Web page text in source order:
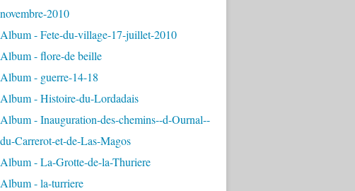
novembre-2010
Album - Fete-du-village-17-juillet-2010
Album - flore-de beille
Album - guerre-14-18
Album - Histoire-du-Lordadais
Album - Inauguration-des-chemins--d-Ournal--
du-Carrerot-et-de-Las-Magos
Album - La-Grotte-de-la-Thuriere
Album - la-turriere